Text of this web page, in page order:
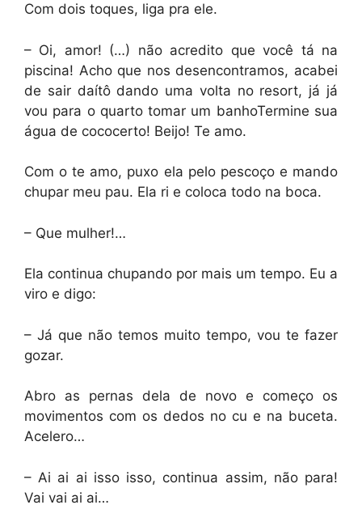
Com dois toques, liga pra ele.
– Oi, amor! (…) não acredito que você tá na
piscina! Acho que nos desencontramos, acabei
de sair daítô dando uma volta no resort, já já
vou para o quarto tomar um banhoTermine sua
água de cococerto! Beijo! Te amo.
Com o te amo, puxo ela pelo pescoço e mando
chupar meu pau. Ela ri e coloca todo na boca.
– Que mulher!…
Ela continua chupando por mais um tempo. Eu a
viro e digo:
– Já que não temos muito tempo, vou te fazer
gozar.
Abro as pernas dela de novo e começo os
movimentos com os dedos no cu e na buceta.
Acelero…
– Ai ai ai isso isso, continua assim, não para!
Vai vai ai ai…